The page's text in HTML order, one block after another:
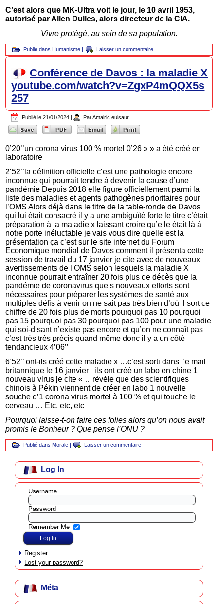
C’est alors que MK-Ultra voit le jour, le 10 avril 1953,
autorisé par Allen Dulles, alors directeur de la CIA.
Vivre protégé, au sein de sa population.
Publié dans Humanisme | Laisser un commentaire
Conférence de Davos : la maladie X
youtube.com/watch?v=ZgxP4mQQX5s
257
Publié le 21/01/2024 | Par Amalric eulsaur
0’20’’un corona virus 100 % mortel 0’26 » » a été créé en
laboratoire
2’52’’la définition officielle c’est une pathologie encore
inconnue qui pourrait tendre à devenir la cause d’une
pandémie Depuis 2018 elle figure officiellement parmi la
liste des maladies et agents pathogènes prioritaires pour
l’OMS Alors déjà dans le titre de la table-ronde de Davos
qui lui était consacré il y a une ambiguïté forte le titre c’était
préparation à la maladie x laissant croire qu’elle était là à
notre porte inéluctable je vais vous dire quelle est la
présentation ça c’est sur le site internet du Forum
Economique mondial de Davos comment il présenta cette
session de travail du 17 janvier je cite avec de nouveaux
avertissements de l’OMS selon lesquels la maladie X
inconnue pourrait entraîner 20 fois plus de décès que la
pandémie de coronavirus quels nouveaux efforts sont
nécessaires pour préparer les systèmes de santé aux
multiples défis à venir on ne sait pas très bien d’où il sort ce
chiffre de 20 fois plus de morts pourquoi pas 10 pourquoi
pas 15 pourquoi pas 30 pourquoi pas 100 pour une maladie
qui soi-disant n’existe pas encore et qu’on ne connaît pas
c’est très très précis quand même donc il y a un côté
tendancieux 4’06’’
6’52’’ ont-ils créé cette maladie x …c’est sorti dans l’e mail
britannique le 16 janvier ils ont créé un labo en chine 1
nouveau virus je cite « …révèle que des scientifiques
chinois à Pékin viennent de créer en labo 1 nouvelle
souche d’1 corona virus mortel à 100 % et qui touche le
cerveau … Etc, etc, etc
Pourquoi laisse-t-on faire ces folies alors qu’on nous avait
promis le Bonheur ? Que pense l’ONU ?
Publié dans Morale Laisser un commentaire
Log In
Username
Password
Remember Me
Register
Lost your password?
Méta